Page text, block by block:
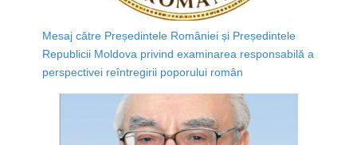
Mesaj către Președintele României și Președintele
Republicii Moldova privind examinarea responsabilă a
perspectivei reîntregirii poporului român